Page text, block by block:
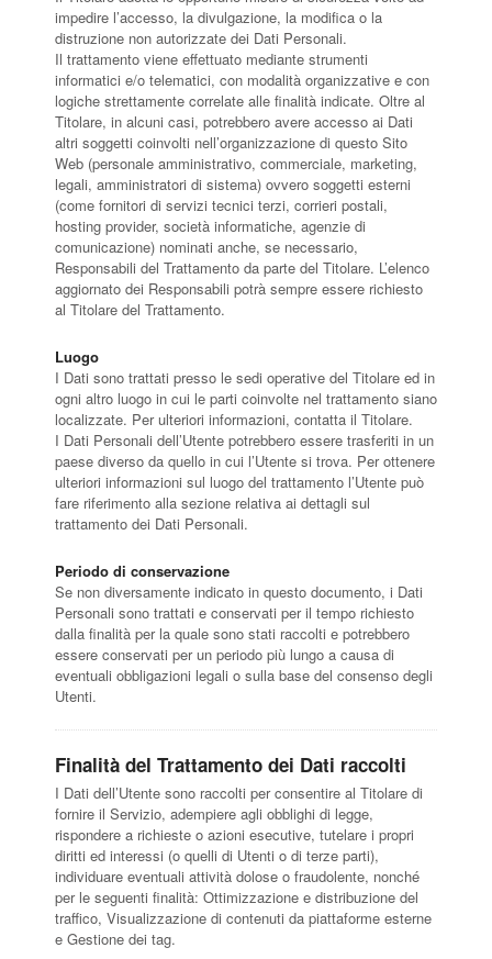
impedire l’accesso, la divulgazione, la modifica o la
distruzione non autorizzate dei Dati Personali.
Il trattamento viene effettuato mediante strumenti
informatici e/o telematici, con modalità organizzative e con
logiche strettamente correlate alle finalità indicate. Oltre al
Titolare, in alcuni casi, potrebbero avere accesso ai Dati
altri soggetti coinvolti nell’organizzazione di questo Sito
Web (personale amministrativo, commerciale, marketing,
legali, amministratori di sistema) ovvero soggetti esterni
(come fornitori di servizi tecnici terzi, corrieri postali,
hosting provider, società informatiche, agenzie di
comunicazione) nominati anche, se necessario,
Responsabili del Trattamento da parte del Titolare. L’elenco
aggiornato dei Responsabili potrà sempre essere richiesto
al Titolare del Trattamento.
Luogo
I Dati sono trattati presso le sedi operative del Titolare ed in
ogni altro luogo in cui le parti coinvolte nel trattamento siano
localizzate. Per ulteriori informazioni, contatta il Titolare.
I Dati Personali dell’Utente potrebbero essere trasferiti in un
paese diverso da quello in cui l’Utente si trova. Per ottenere
ulteriori informazioni sul luogo del trattamento l’Utente può
fare riferimento alla sezione relativa ai dettagli sul
trattamento dei Dati Personali.
Periodo di conservazione
Se non diversamente indicato in questo documento, i Dati
Personali sono trattati e conservati per il tempo richiesto
dalla finalità per la quale sono stati raccolti e potrebbero
essere conservati per un periodo più lungo a causa di
eventuali obbligazioni legali o sulla base del consenso degli
Utenti.
Finalità del Trattamento dei Dati raccolti
I Dati dell’Utente sono raccolti per consentire al Titolare di
fornire il Servizio, adempiere agli obblighi di legge,
rispondere a richieste o azioni esecutive, tutelare i propri
diritti ed interessi (o quelli di Utenti o di terze parti),
individuare eventuali attività dolose o fraudolente, nonché
per le seguenti finalità: Ottimizzazione e distribuzione del
traffico, Visualizzazione di contenuti da piattaforme esterne
e Gestione dei tag.